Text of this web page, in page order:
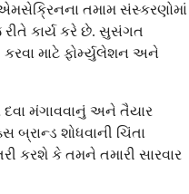
તમામ સંસ્કરણોમાં
કાર્ય કરે છે. સુસંગત
માટે ફોર્મ્યુલેશન અને
દવા મંગાવવાનું અને તૈયાર
બ્રાન્ડ શોધવાની ચિંતા
કરશે કે તમને તમારી સારવાર